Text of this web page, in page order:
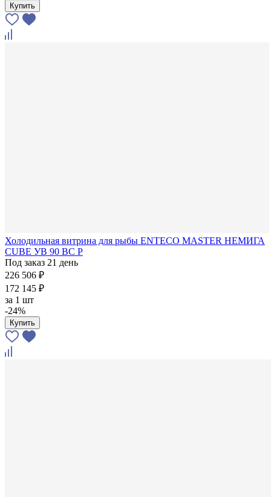
Купить
Холодильная витрина для рыбы ENTECO MASTER НЕМИГА
CUBE УВ 90 ВС Р
Под заказ 21 день
226 506 ₽
172 145 ₽
за 1 шт
-24%
Купить